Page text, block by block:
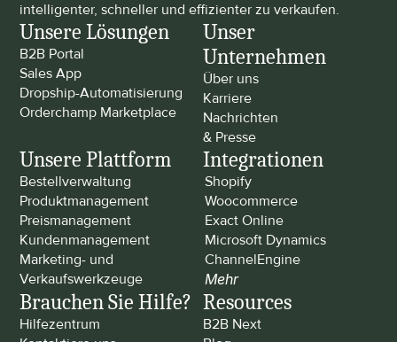
intelligenter, schneller und effizienter zu verkaufen.
Unsere Lösungen
B2B Portal
Sales App
Dropship-Automatisierung
Orderchamp Marketplace
Unser
Unternehmen
Über uns
Karriere
Nachrichten
& Presse
Unsere Plattform
Bestellverwaltung
Produktmanagement
Preismanagement
Kundenmanagement
Marketing- und
Verkaufswerkzeuge
Integrationen
Shopify
Woocommerce
Exact Online
Microsoft Dynamics
ChannelEngine
Mehr
Brauchen Sie Hilfe?
Hilfezentrum
Resources
B2B Next